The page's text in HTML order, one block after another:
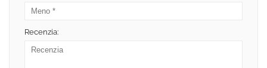
Recenzia: